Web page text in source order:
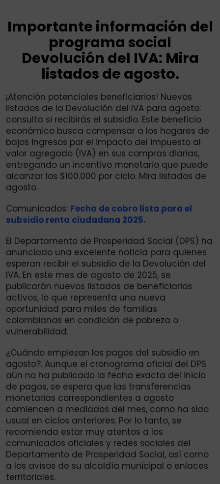
Importante información del
programa social
Devolución del IVA: Mira
listados de agosto.
¡Atención potenciales beneficiarios! Nuevos
listados de la Devolución del IVA para agosto:
consulta si recibirás el subsidio. Este beneficio
económico busca compensar a los hogares de
bajos ingresos por el impacto del impuesto al
valor agregado (IVA) en sus compras diarias,
entregando un incentivo monetario que puede
alcanzar los $100.000 por ciclo. Mira listados de
agosto.
Comunicados: Fecha de cobro lista para el
subsidio renta ciudadana 2025.
El Departamento de Prosperidad Social (DPS) ha
anunciado una excelente noticia para quienes
esperan recibir el subsidio de la Devolución del
IVA. En este mes de agosto de 2025, se
publicarán nuevos listados de beneficiarios
activos, lo que representa una nueva
oportunidad para miles de familias
colombianas en condición de pobreza o
vulnerabilidad.
¿Cuándo empiezan los pagos del subsidio en
agosto?. Aunque el cronograma oficial del DPS
aún no ha publicado la fecha exacta del inicio
de pagos, se espera que las transferencias
monetarias correspondientes a agosto
comiencen a mediados del mes, como ha sido
usual en ciclos anteriores. Por lo tanto, se
recomienda estar muy atentos a los
comunicados oficiales y redes sociales del
Departamento de Prosperidad Social, así como
a los avisos de su alcaldía municipal o enlaces
territoriales.